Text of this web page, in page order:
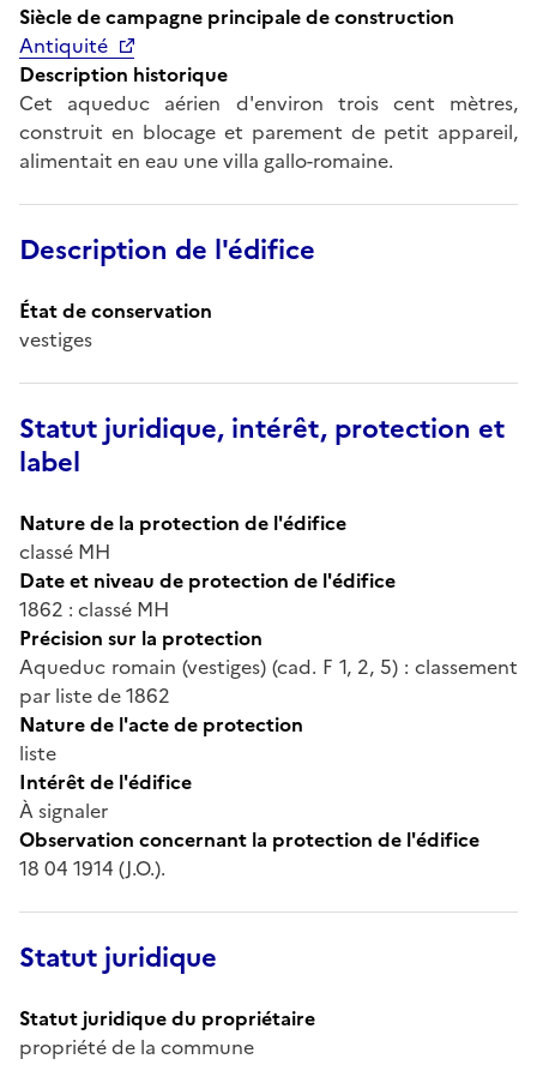
Siècle de campagne principale de construction
Antiquité
Description historique
Cet aqueduc aérien d'environ trois cent mètres,
construit en blocage et parement de petit appareil,
alimentait en eau une villa gallo-romaine.
Description de l'édifice
État de conservation
vestiges
Statut juridique, intérêt, protection et
label
Nature de la protection de l'édifice
classé MH
Date et niveau de protection de l'édifice
1862 : classé MH
Précision sur la protection
Aqueduc romain (vestiges) (cad. F 1, 2, 5) : classement
par liste de 1862
Nature de l'acte de protection
liste
Intérêt de l'édifice
À signaler
Observation concernant la protection de l'édifice
18 04 1914 (J.O.).
Statut juridique
Statut juridique du propriétaire
propriété de la commune